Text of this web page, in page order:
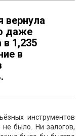
вернула
даже
1,235
в
инструментов
не было. Ни залогов,